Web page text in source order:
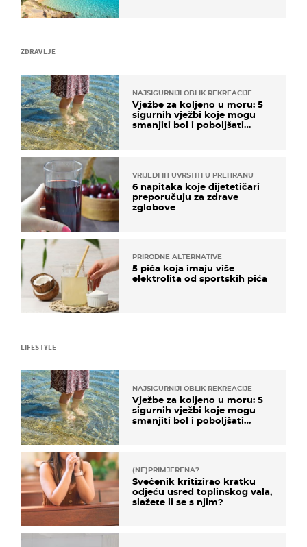
ZDRAVLJE
NAJSIGURNIJI OBLIK REKREACIJE
Vježbe za koljeno u moru: 5
sigurnih vježbi koje mogu
smanjiti bol i poboljšati
VRIJEDI IH UVRSTITI U PREHRANU
6 napitaka koje dijetetičari
preporučuju za zdrave
zglobove
PRIRODNE ALTERNATIVE
5 pića koja imaju više
elektrolita od sportskih pića
LIFESTYLE
NAJSIGURNIJI OBLIK REKREACIJE
Vježbe za koljeno u moru: 5
sigurnih vježbi koje mogu
smanjiti bol i poboljšati
(NE)PRIMJERENA?
Svećenik kritizirao kratku
odjeću usred toplinskog vala,
slažete li se s njim?